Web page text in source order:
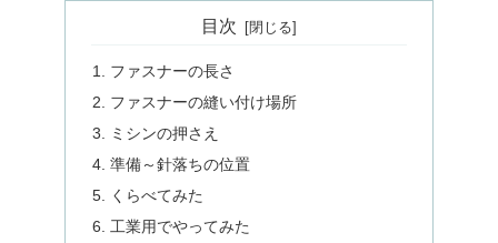
目次
ファスナーの長さ
ファスナーの縫い付け場所
ミシンの押さえ
準備～針落ちの位置
くらべてみた
工業用でやってみた